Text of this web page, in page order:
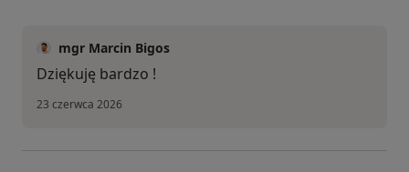
mgr Marcin Bigos
Dziękuję bardzo !
23 czerwca 2026